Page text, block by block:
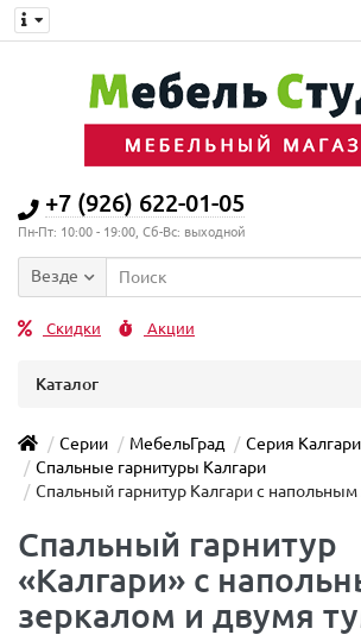
+7 (926) 622-01-05
Пн-Пт: 10:00 - 19:00, Сб-Вс: выходной
Везде
Скидки Акции
Каталог
Серии МебельГрад
Серия Калгари
Спальные гарнитуры Калгари
Спальный гарнитур Калгари с
Спальный гарнитур
«Калгари» с
зеркалом и двумя